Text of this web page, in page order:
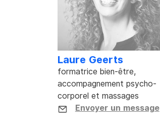
Laure Geerts
formatrice bien-être,
accompagnement psycho-
corporel et massages
Envoyer un message